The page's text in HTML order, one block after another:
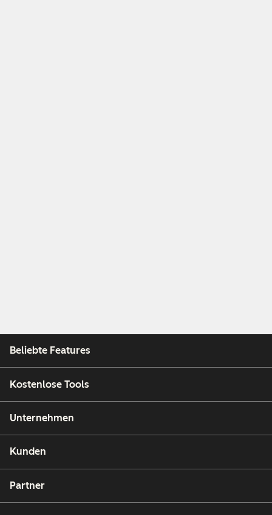
Beliebte Features
Kostenlose Tools
Unternehmen
Kunden
Partner